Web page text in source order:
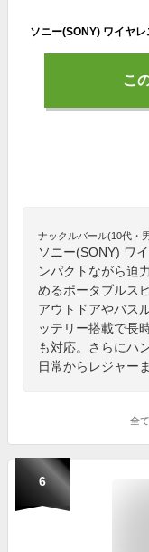
こ
ナックルバール(10代・
ソニー(SONY) ワ
ンパクトながら迫
めるポータブルス
アウトドアやバス
ッテリー搭載で長
も対応。さらにハ
日常からレジャー
全
6